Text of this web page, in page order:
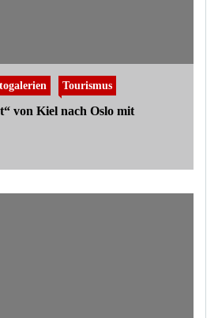
Tourismus
von Kiel nach Oslo mit